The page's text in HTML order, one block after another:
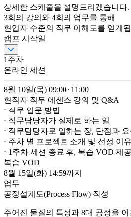
상세한 스케줄을 설명드리겠습니다.
3회의 강의와 4회의 업무를 통해
현업자 수준의 직무 이해도를 얻게
캠프 시작일
1 주차
온라인 세션
8월 10일(목) 09:00~11:00
현직자 직무 에센스 강의 및 Q&A
⋅ 직무 입문 방법
⋅ 직무담당자가 실제로 하는 일
⋅ 직무담당자로 일하는 장, 단점과
⋅ 주차 별 프로젝트 소개 및 선정 이유
⋅ 1주차 세션 종료 후, 복습 VOD 제공
복습 VOD
8월 15일(화) 14:59까지
업무
공정설계도(Process Flow) 작성
주어진 물질의 특성과 8대 공정을